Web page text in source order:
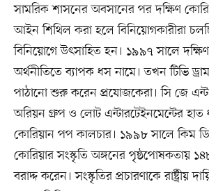
সামরিক শাসনের অবসানের পর দক্ষিণ
আইন শিথিল করা হলে বিনিয়োগকারীরা
বিনিয়োগে উৎসাহিত হন। ১৯৯৭ সালে
অর্থনীতিতে ব্যাপক ধস নামে। তখন টিভি
পাঠানো শুরু করেন প্রযোজকেরা। সি জে
অরিয়ন গ্রুপ ও লোট এন্টারটেইনমেন্টের হাত
কোরিয়ান পপ কালচার। ১৯৯৮ সালে কিম
কোরিয়ার সংস্কৃতি অঙ্গনের পৃষ্ঠপোষকতায়
বরাদ্দ করেন। সংস্কৃতির প্রচারণাকে রাষ্ট্রীয়